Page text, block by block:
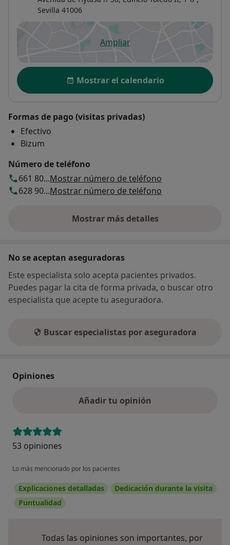
Sevilla 41006
Ampliarse abre en una nueva
Disponibilidad
Mostrar el calendario
Formas de pago (visitas privadas)
Efectivo
Bizum
Número de teléfono
661 80...Mostrar número de teléfono
628 90...Mostrar número de teléfono
Mostrar más detalles
sobre la dirección
No se aceptan aseguradoras
Este especialista solo acepta pacientes privados.
Puedes pagar la cita de forma privada, o buscar otro
especialista que acepte tu aseguradora.
Buscar especialistas por aseguradora
Opiniones
Añadir tu opinión
53 opiniones
Lo más mencionado por los pacientes
Explicaciones detalladas
Dedicación durante la visita
Puntualidad
Todas las opiniones son importantes, por